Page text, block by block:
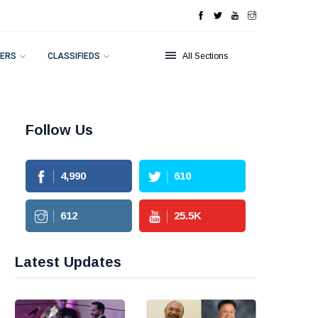
CLASSIFIEDS All Sections
Follow Us
4,990 610
612 25.5K
Latest Updates